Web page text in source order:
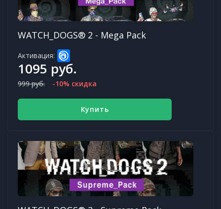
WATCH_DOGS® 2 - Mega Pack
Активация:
1095 руб.
999 руб. -10% скидка
Купить